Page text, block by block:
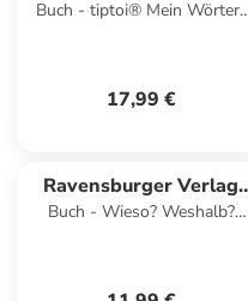
GmbH
Buch - tiptoi® Mein Wörter-
17,99 €
Ravensburger Verlag
GmbH
Buch - Wieso? Weshalb?